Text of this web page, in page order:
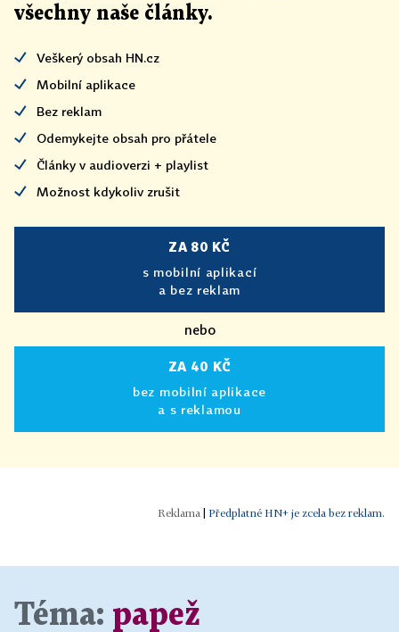
všechny naše články.
Veškerý obsah HN.cz
Mobilní aplikace
Bez reklam
Odemykejte obsah pro přátele
Články v audioverzi + playlist
Možnost kdykoliv zrušit
ZA 80 KČ
s mobilní aplikací
a bez reklam
nebo
ZA 40 KČ
bez mobilní aplikace
a s reklamou
Předplatné HN+ je zcela bez reklam.
Téma: papež